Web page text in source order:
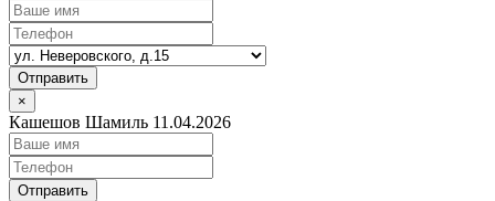
Отправить
×
Кашешов Шамиль 11.04.2026
Отправить